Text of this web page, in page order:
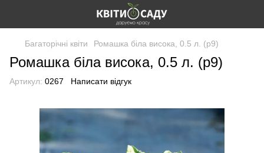
Багаторічні квіти Ромашка біла висока, 0.5 л. (p9)
Ромашка біла висока, 0.5 л. (p9)
Артикул: 0267 Написати відгук